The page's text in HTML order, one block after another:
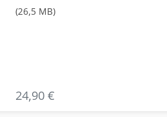
(26,5 MB)
24,90 €